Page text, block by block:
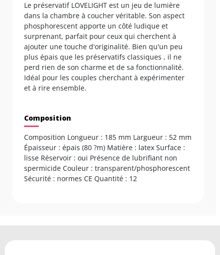
Le préservatif LOVELIGHT est un jeu de lumière
dans la chambre à coucher véritable. Son aspect
phosphorescent apporte un côté ludique et
surprenant, parfait pour ceux qui cherchent à
ajouter une touche d'originalité. Bien qu'un peu
plus épais que les préservatifs classiques , il ne
perd rien de son charme et de sa fonctionnalité.
Idéal pour les couples cherchant à expérimenter
et à rire ensemble.
Composition
Composition Longueur : 185 mm Largueur : 52 mm
Épaisseur : épais (80 ?m) Matière : latex Surface :
lisse Réservoir : oui Présence de lubrifiant non
spermicide Couleur : transparent/phosphorescent
Sécurité : normes CE Quantité : 12